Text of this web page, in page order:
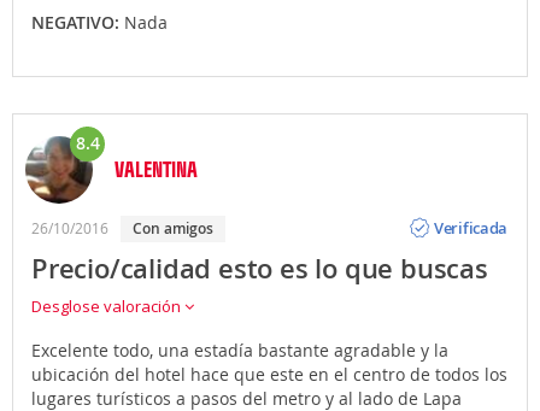
NEGATIVO: Nada
8.4
VALENTINA
26/10/2016 con amigos
Verificada
Precio/calidad esto es lo que buscas
Desglose valoración
Excelente todo, una estadía bastante agradable y la
ubicación del hotel hace que este en el centro de todos los
lugares turísticos a pasos del metro y al lado de Lapa